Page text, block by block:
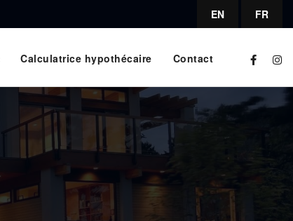
EN FR
Calculatrice hypothécaire Contact